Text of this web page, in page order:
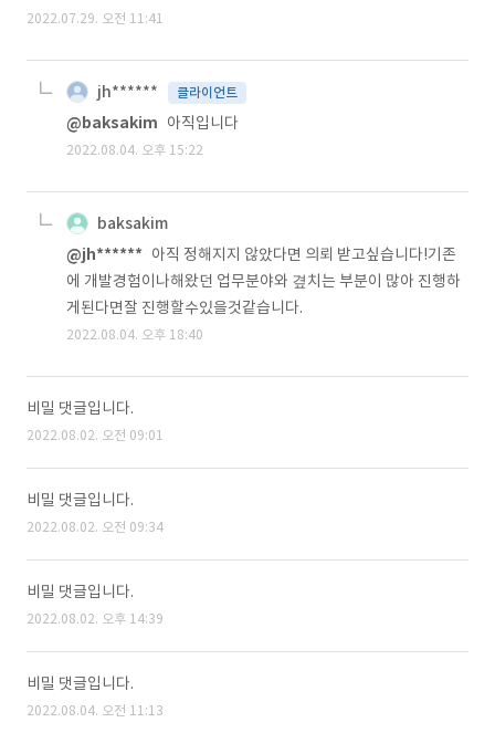
2022.07.29. 오전 11:41
jh****** 클라이언트
@baksakim 아직입니다
2022.08.04. 오후 15:22
baksakim
@jh****** 아직 정해지지 않았다면 의뢰 받고싶습니다!기존
에 개발경험이나해왔던 업무분야와 곂치는 부분이 많아 진행하
게된다면잘 진행할수있을것같습니다.
2022.08.04. 오후 18:40
비밀 댓글입니다.
2022.08.02. 오전 09:01
비밀 댓글입니다.
2022.08.02. 오전 09:34
비밀 댓글입니다.
2022.08.02. 오후 14:39
비밀 댓글입니다.
2022.08.04. 오전 11:13